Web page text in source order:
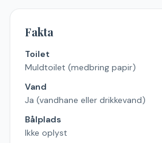
Fakta
Toilet
Muldtoilet (medbring papir)
Vand
Ja (vandhane eller drikkevand)
Bålplads
Ikke oplyst